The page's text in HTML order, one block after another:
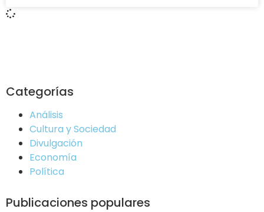
Categorías
Análisis
Cultura y Sociedad
Divulgación
Economía
Política
Publicaciones populares